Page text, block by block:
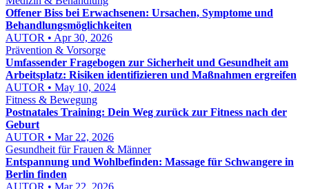
Offener Biss bei Erwachsenen: Ursachen, Symptome und
Behandlungsmöglichkeiten
AUTOR • Apr 30, 2026
Prävention & Vorsorge
Umfassender Fragebogen zur Sicherheit und Gesundheit am
Arbeitsplatz: Risiken identifizieren und Maßnahmen ergreifen
AUTOR • May 10, 2024
Fitness & Bewegung
Postnatales Training: Dein Weg zurück zur Fitness nach der
Geburt
AUTOR • Mar 22, 2026
Gesundheit für Frauen & Männer
Entspannung und Wohlbefinden: Massage für Schwangere in
Berlin finden
AUTOR • Mar 22, 2026